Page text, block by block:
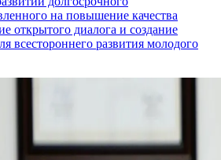
на повышение качества
открытого диалога и создание
всестороннего развития молодого